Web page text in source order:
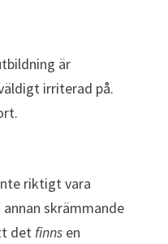
är
irriterad på.
riktigt vara
skrämmande
det finns en